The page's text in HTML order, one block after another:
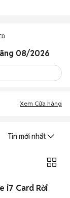
08/2026
Xem Cửa hàng
Tin mới nhất
i7 Card Rời